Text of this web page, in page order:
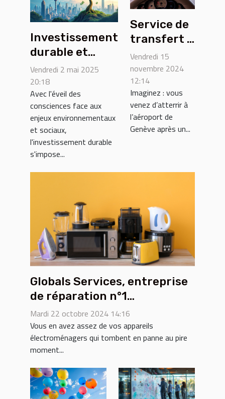
Investissement
durable et
rentable en
2023
tendances et
secteurs
porteurs
Vendredi 2 mai 2025
20:18
Avec l'éveil des
consciences face aux
enjeux environnementaux
et sociaux,
l'investissement durable
s'impose...
Service de
transfert à
l’aéroport
de Genève :
profitez
d’un trajet
sans stress
!
Vendredi 15
novembre 2024
12:14
Imaginez : vous
venez d’atterrir à
l’aéroport de
Genève après un...
Globals Services, entreprise
de réparation n°1
d'électroménager dans le 93
Mardi 22 octobre 2024 14:16
Vous en avez assez de vos appareils
électroménagers qui tombent en panne au pire
moment...